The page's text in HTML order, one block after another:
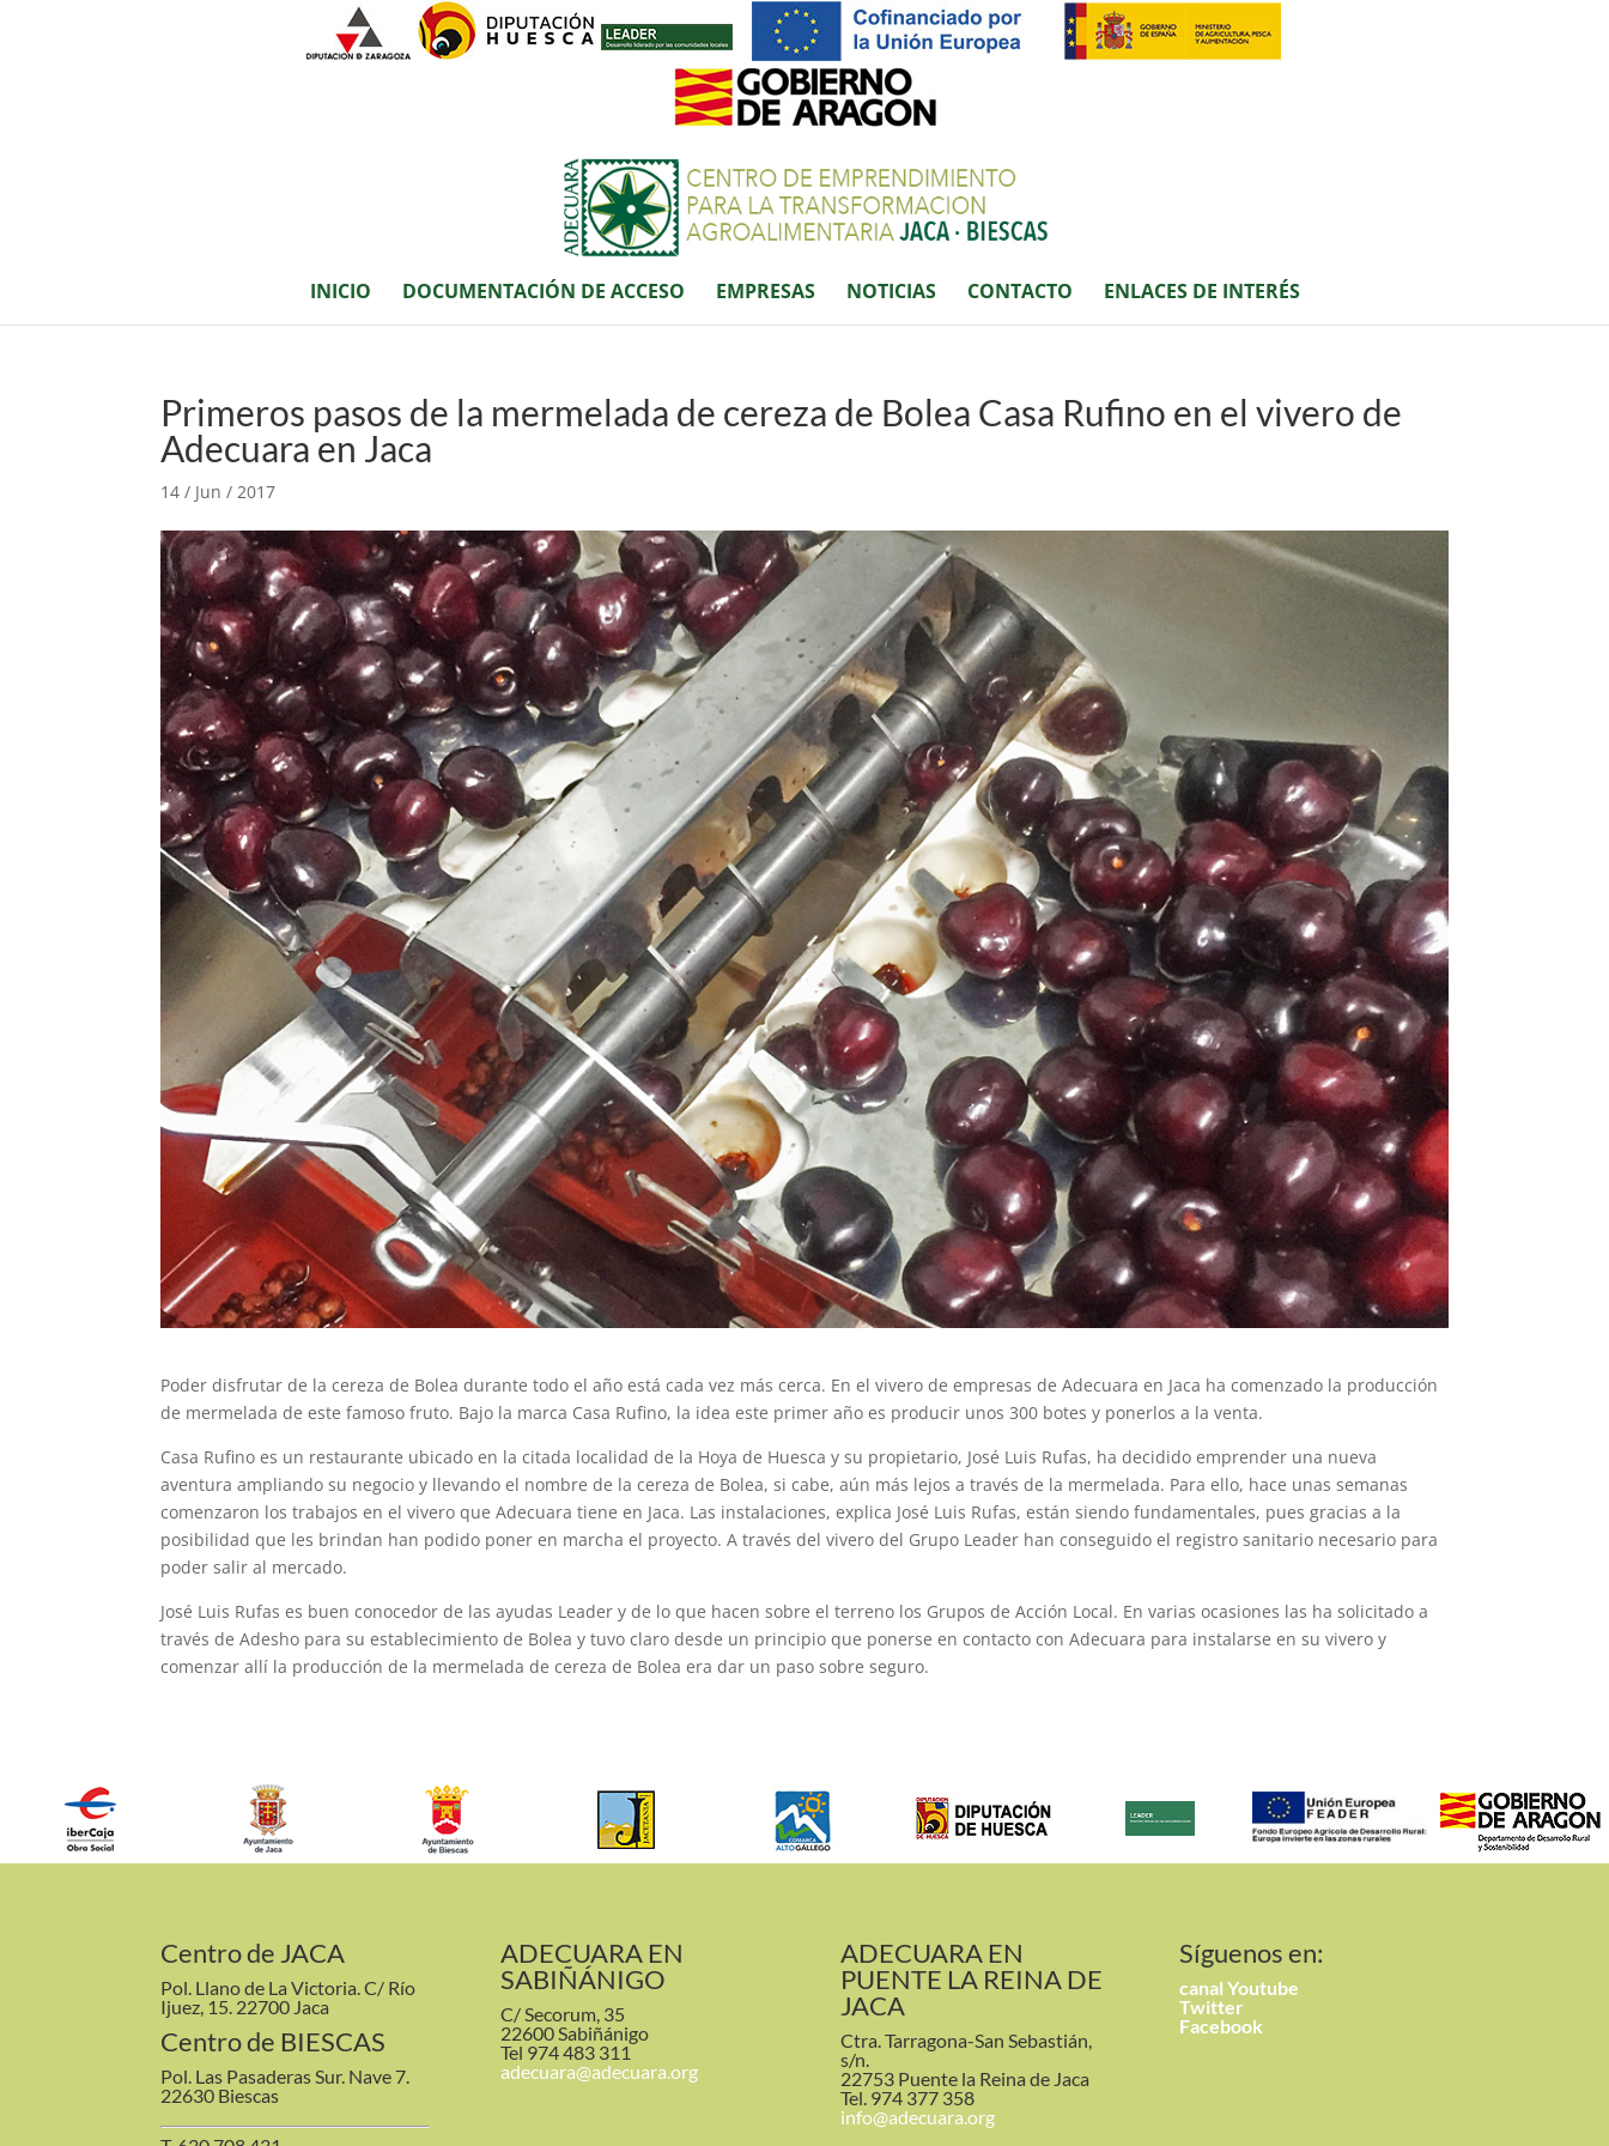
INICIO DOCUMENTACIÓN DE ACCESO EMPRESAS NOTICIAS CONTACTO ENLACES DE INTERÉS
Primeros pasos de la mermelada de cereza de Bolea Casa Rufino en el vivero de
Adecuara en Jaca
14 / Jun / 2017
Poder disfrutar de la cereza de Bolea durante todo el año está cada vez más cerca. En el vivero de empresas de Adecuara en Jaca ha comenzado la producción
de mermelada de este famoso fruto. Bajo la marca Casa Rufino, la idea este primer año es producir unos 300 botes y ponerlos a la venta.
Casa Rufino es un restaurante ubicado en la citada localidad de la Hoya de Huesca y su propietario, José Luis Rufas, ha decidido emprender una nueva
aventura ampliando su negocio y llevando el nombre de la cereza de Bolea, si cabe, aún más lejos a través de la mermelada. Para ello, hace unas semanas
comenzaron los trabajos en el vivero que Adecuara tiene en Jaca. Las instalaciones, explica José Luis Rufas, están siendo fundamentales, pues gracias a la
posibilidad que les brindan han podido poner en marcha el proyecto. A través del vivero del Grupo Leader han conseguido el registro sanitario necesario para
poder salir al mercado.
José Luis Rufas es buen conocedor de las ayudas Leader y de lo que hacen sobre el terreno los Grupos de Acción Local. En varias ocasiones las ha solicitado a
través de Adesho para su establecimiento de Bolea y tuvo claro desde un principio que ponerse en contacto con Adecuara para instalarse en su vivero y
comenzar allí la producción de la mermelada de cereza de Bolea era dar un paso sobre seguro.
Centro de JACA
Pol. Llano de La Victoria. C/ Río
Ijuez, 15. 22700 Jaca
Centro de BIESCAS
Pol. Las Pasaderas Sur. Nave 7.
22630 Biescas
ADECUARA EN
SABIÑÁNIGO
C/ Secorum, 35
22600 Sabiñánigo
Tel 974 483 311
adecuara@adecuara.org
ADECUARA EN
PUENTE LA REINA DE
JACA
Ctra. Tarragona-San Sebastián,
s/n.
22753 Puente la Reina de Jaca
Tel. 974 377 358
info@adecuara.org
Síguenos en:
canal Youtube
Twitter
Facebook